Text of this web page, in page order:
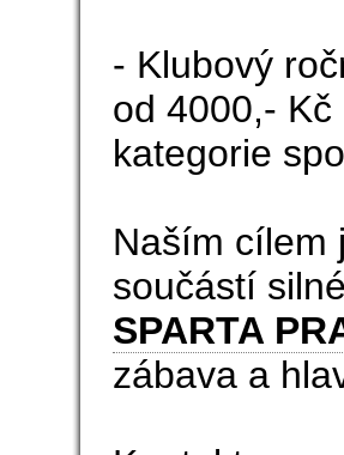
- Klubový
od 4000,-
kategorie
Naším cílem
součástí
SPARTA
zábava a